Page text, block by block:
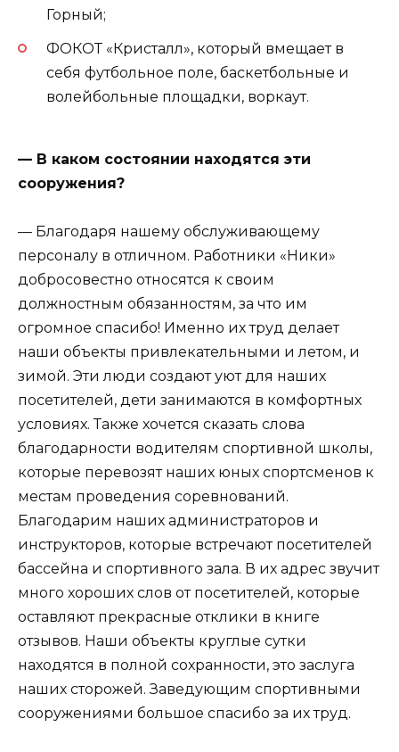
Горный;
ФОКОТ «Кристалл», который вмещает в
себя футбольное поле, баскетбольные и
волейбольные площадки, воркаут.
— В каком состоянии находятся эти
сооружения?
— Благодаря нашему обслуживающему
персоналу в отличном. Работники «Ники»
добросовестно относятся к своим
должностным обязанностям, за что им
огромное спасибо! Именно их труд делает
наши объекты привлекательными и летом, и
зимой. Эти люди создают уют для наших
посетителей, дети занимаются в комфортных
условиях. Также хочется сказать слова
благодарности водителям спортивной школы,
которые перевозят наших юных спортсменов к
местам проведения соревнований.
Благодарим наших администраторов и
инструкторов, которые встречают посетителей
бассейна и спортивного зала. В их адрес звучит
много хороших слов от посетителей, которые
оставляют прекрасные отклики в книге
отзывов. Наши объекты круглые сутки
находятся в полной сохранности, это заслуга
наших сторожей. Заведующим спортивными
сооружениями большое спасибо за их труд.